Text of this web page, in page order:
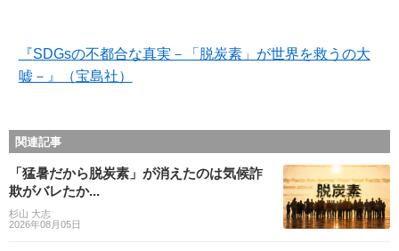
『SDGsの不都合な真実－「脱炭素」が世界を救うの大
嘘－』（宝島社）
関連記事
「猛暑だから脱炭素」が消えたのは気候詐
欺がバレたか...
杉山 大志
2026年08月05日